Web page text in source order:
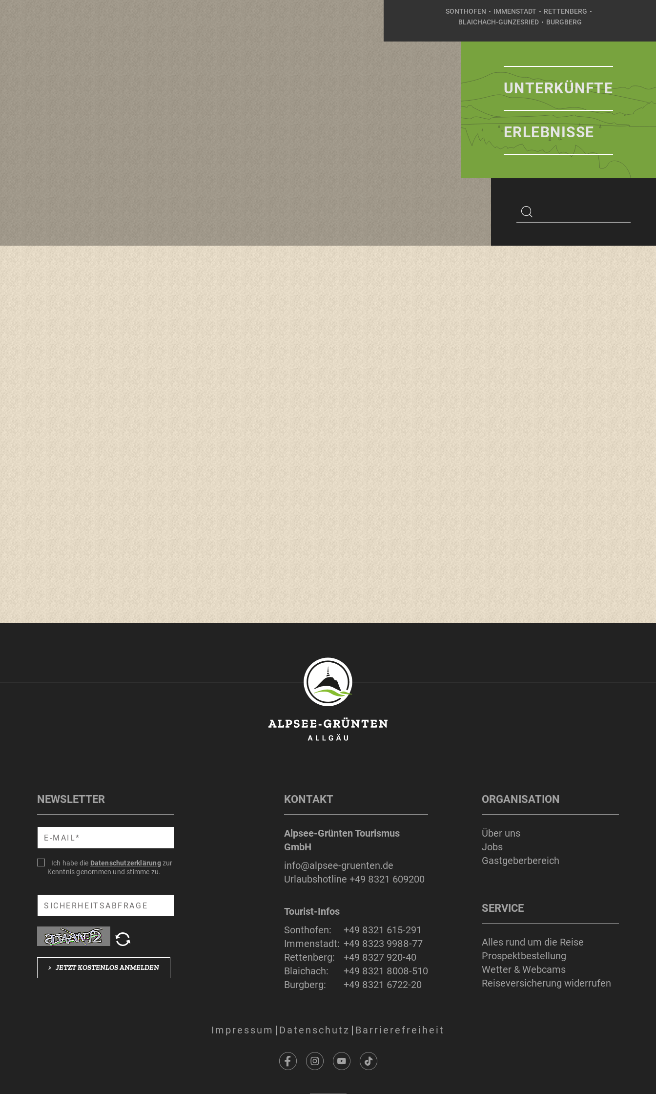
SONTHOFEN IMMENSTADT
RETTENBERG
BLAICHACH-GUNZESRIED
BURGBERG
UNTERKÜNFTE
ERLEBNISSE
Suchbegriff
Suchen
NEWSLETTER
Suche
Ich habe die Datenschutzerklärungzur
Kenntnis genommen und stimme zu.
Suche
> JETZT KOSTENLOS ANMELDEN
KONTAKT
Alpsee-Grünten Tourismus
GmbH
info@alpsee-gruenten.de
Urlaubshotline+49 8321 609200
Tourist-Infos
Sonthofen:
+49 8321 615-291
Immenstadt: +49 8323 9988-77
Rettenberg:
+49 8327 920-40
Blaichach:
+49 8321 8008-510
Burgberg:
+49 8321 6722-20
ORGANISATION
Über uns
Jobs
Gastgeberbereich
SERVICE
Alles rund um die Reise
Prospektbestellung
Wetter & Webcams
Reiseversicherung widerrufen
Impressum Datenschutz Barrierefreiheit